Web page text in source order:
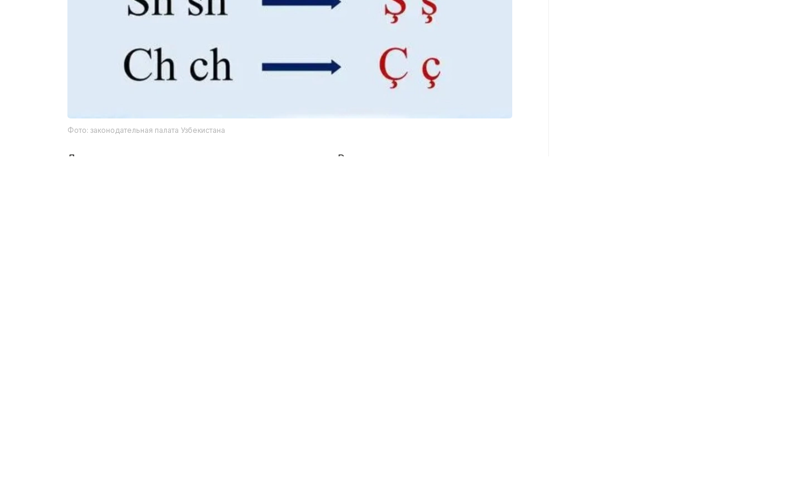
Фото: законодательная палата Узбекистана
Депутаты предложили внедрять изменения поэтапно. Ранее выданные документы,